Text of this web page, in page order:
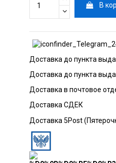
В
Доставка до пункта
Доставка до пункта
Доставка в почтовое
Доставка СДЕК
Доставка 5Post